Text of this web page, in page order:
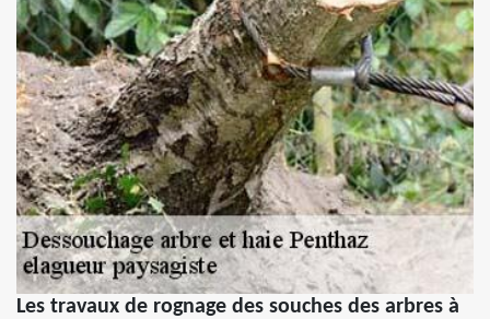
Les travaux de rognage des souches des arbres à